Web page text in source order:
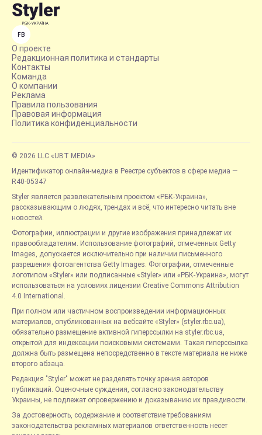
FB
О проекте
Редакционная политика и стандарты
Контакты
Команда
О компании
Реклама
Правила пользования
Правовая информация
Политика конфиденциальности
© 2026 LLC «UBT MEDIA»
Идентификатор онлайн-медиа в Реестре субъектов в сфере медиа —
R40-05347
Styler является развлекательным проектом «РБК-Украина»,
рассказывающим о людях, трендах и всё, что интересно читать вне
новостей.
Фотографии, иллюстрации и другие изображения принадлежат их
правообладателям. Использование фотографий, отмеченных Getty
Images, допускается исключительно при наличии письменного
разрешения фотоагентства Getty Images. Фотографии, отмеченные
логотипом «Styler» или подписанные «Styler» или «РБК-Украина», могут
использоваться на условиях лицензии Creative Commons Attribution
4.0 International.
При полном или частичном воспроизведении информационных
материалов, опубликованных на вебсайте «Styler» (styler.rbc.ua),
обязательно размещение активной гиперссылки на styler.rbc.ua,
открытой для индексации поисковыми системами. Такая гиперссылка
должна быть размещена непосредственно в тексте материала не ниже
второго абзаца.
Редакция "Styler" может не разделять точку зрения авторов
публикаций. Оценочные суждения, согласно законодательству
Украины, не подлежат опровержению и доказыванию их правдивости.
За достоверность, содержание и соответствие требованиям
законодательства рекламных материалов ответственность несет